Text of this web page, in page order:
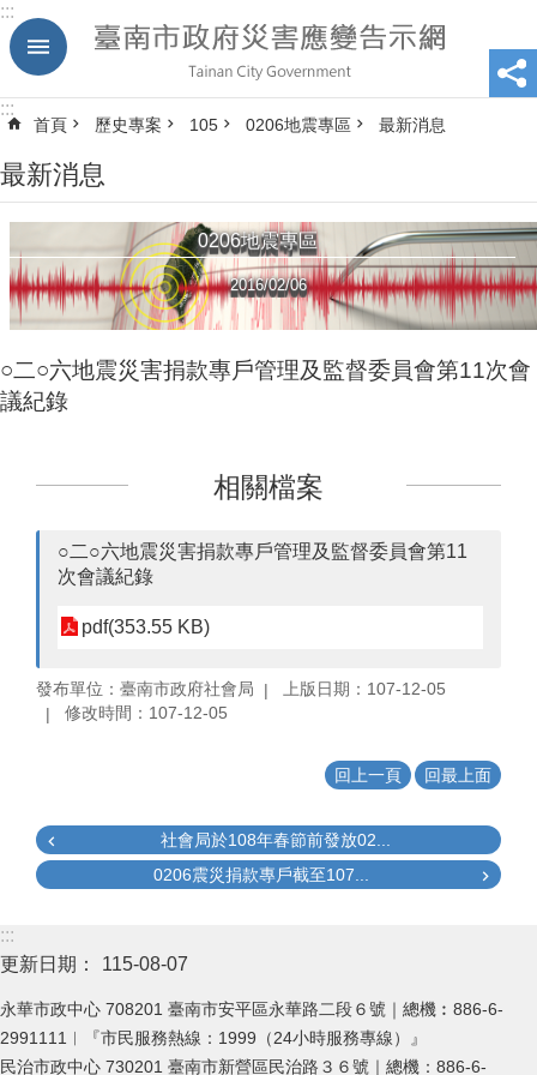
跳到主要內容區塊
:::
:::
首頁 歷史專案 105 0206地震專區 最新消息
最新消息
0206地震專區
2016/02/06
○二○六地震災害捐款專戶管理及監督委員會第11次會
議紀錄
相關檔案
○二○六地震災害捐款專戶管理及監督委員會第11
次會議紀錄
pdf(353.55 KB)
發布單位：臺南市政府社會局
上版日期：107-12-05
修改時間：107-12-05
回上一頁 回最上面
社會局於108年春節前發放02...
0206震災捐款專戶截至107...
:::
更新日期：
115-08-07
永華市政中心 708201 臺南市安平區永華路二段６號｜總機︰886-6-
2991111︱『市民服務熱線：1999（24小時服務專線）』
民治市政中心 730201 臺南市新營區民治路３６號｜總機：886-6-